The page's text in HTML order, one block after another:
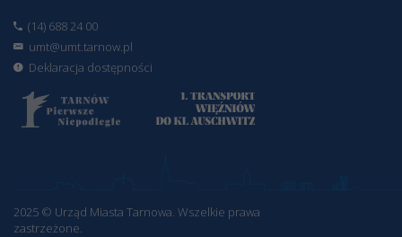
(14) 688 24 00
umt@umt.tarnow.pl
Deklaracja dostępności
2025 © Urząd Miasta Tarnowa. Wszelkie prawa
zastrzeżone.